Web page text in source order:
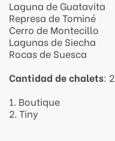
Laguna de Guatavita
Represa de Tominé
Cerro de Montecillo
Lagunas de Siecha
Rocas de Suesca
Cantidad de chalets: 2
1. Boutique
2. Tiny